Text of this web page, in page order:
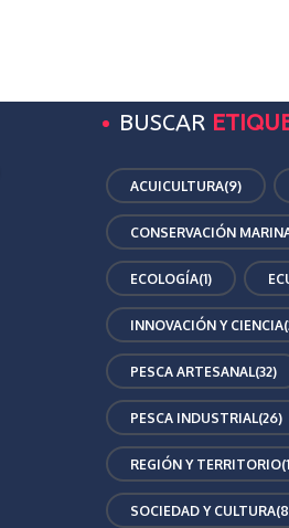
BUSCAR
ACUICULTURA(9)
CONSERVACIÓN
ECOLOGÍA(1)
INNOVACIÓN Y CIENCIA
PESCA ARTESANAL(32)
PESCA INDUSTRIAL(26)
REGIÓN Y TERRITORIO
SOCIEDAD Y CULTURA